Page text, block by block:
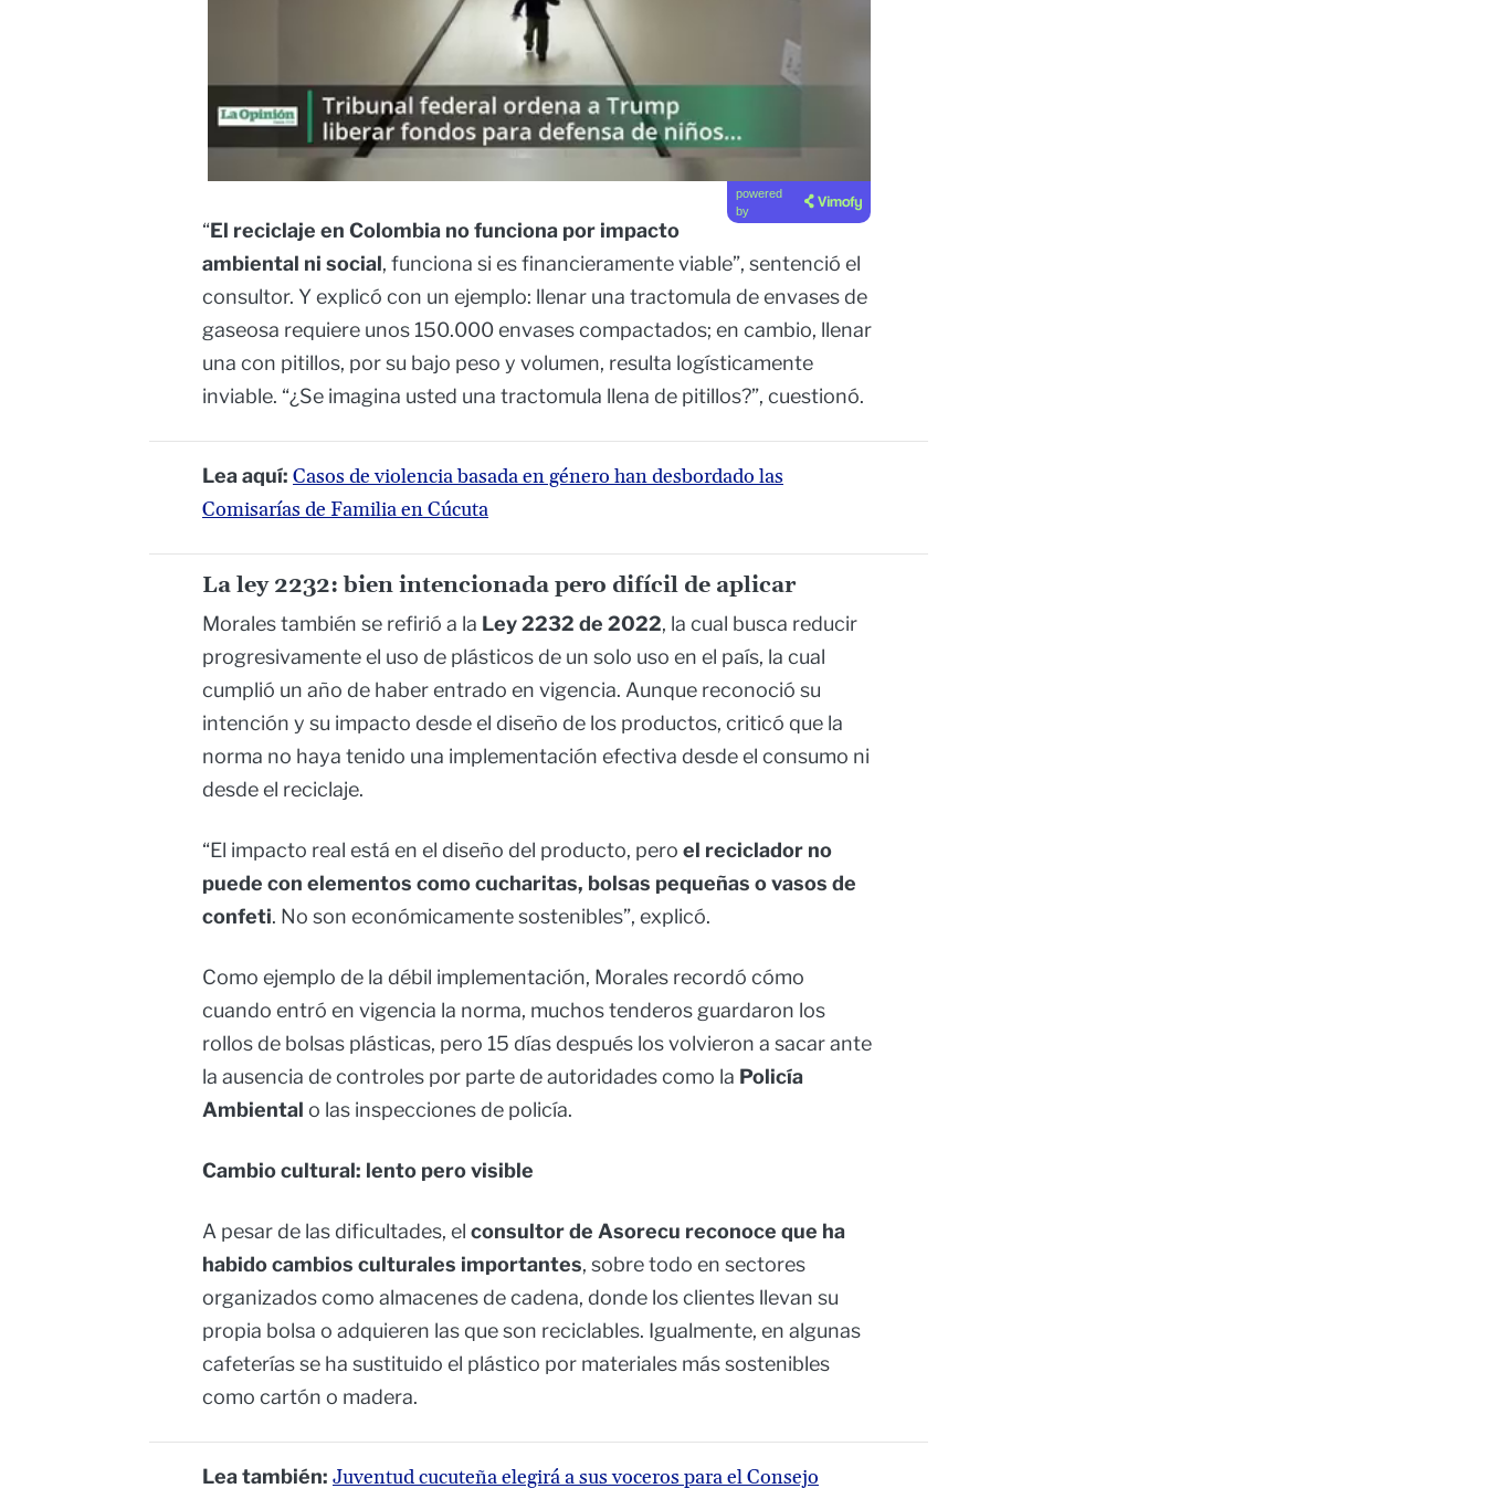
powered
by
“El reciclaje en Colombia no funciona por impacto
ambiental ni social, funciona si es financieramente viable”, sentenció el
consultor. Y explicó con un ejemplo: llenar una tractomula de envases de
gaseosa requiere unos 150.000 envases compactados; en cambio, llenar
una con pitillos, por su bajo peso y volumen, resulta logísticamente
inviable. “¿Se imagina usted una tractomula llena de pitillos?”, cuestionó.
Lea aquí: Casos de violencia basada en género han desbordado las
Comisarías de Familia en Cúcuta
La ley 2232: bien intencionada pero difícil de aplicar
Morales también se refirió a la Ley 2232 de 2022, la cual busca reducir
progresivamente el uso de plásticos de un solo uso en el país, la cual
cumplió un año de haber entrado en vigencia. Aunque reconoció su
intención y su impacto desde el diseño de los productos, criticó que la
norma no haya tenido una implementación efectiva desde el consumo ni
desde el reciclaje.
“El impacto real está en el diseño del producto, pero el reciclador no
puede con elementos como cucharitas, bolsas pequeñas o vasos de
confeti. No son económicamente sostenibles”, explicó.
Como ejemplo de la débil implementación, Morales recordó cómo
cuando entró en vigencia la norma, muchos tenderos guardaron los
rollos de bolsas plásticas, pero 15 días después los volvieron a sacar ante
la ausencia de controles por parte de autoridades como la Policía
Ambiental o las inspecciones de policía.
Cambio cultural: lento pero visible
A pesar de las dificultades, el consultor de Asorecu reconoce que ha
habido cambios culturales importantes, sobre todo en sectores
organizados como almacenes de cadena, donde los clientes llevan su
propia bolsa o adquieren las que son reciclables. Igualmente, en algunas
cafeterías se ha sustituido el plástico por materiales más sostenibles
como cartón o madera.
Lea también: Juventud cucuteña elegirá a sus voceros para el Consejo